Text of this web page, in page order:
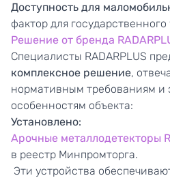
Доступность для
фактор для
Решение от бренда
Специалисты RADARPLUS
комплексное решение,
нормативным требованиям и
особенностям объекта:
Установлено:
Арочные металлодетекторы
в реестр Минпромторга.
Эти устройства